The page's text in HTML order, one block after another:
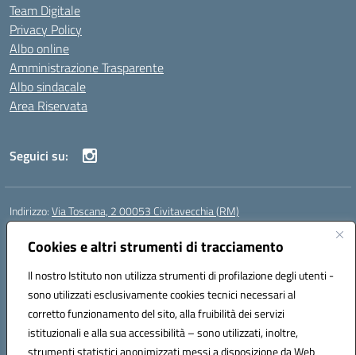
Cookies e altri strumenti di tracciamento
Il nostro Istituto non utilizza strumenti di profilazione degli utenti -
sono utilizzati esclusivamente cookies tecnici necessari al
corretto funzionamento del sito, alla fruibilità dei servizi
istituzionali e alla sua accessibilità – sono utilizzati, inoltre,
strumenti statistici anonimizzati messi a disposizione da Web
Team Digitale
Privacy Policy
Albo online
Amministrazione Trasparente
Albo sindacale
Area Riservata
Seguici su:
Indirizzo:Via Toscana, 2 00053 Civitavecchia (RM)
Centralino:
Posta elettronica certificata (PEC):rmic8b900g@pec.istruzione.it
Codice fiscale: 91038380589
Codice meccanografico:RMIC8B900G
Codice Indice delle Pubbliche Amministrazioni (IPA): istsc_rmic8b900g
Codice unico di fatturazione (CUF): UFP4NO